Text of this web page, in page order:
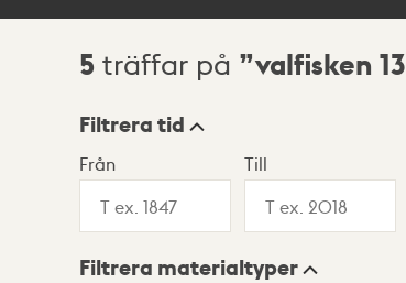
Sökresultat
5 träffar på valfisken 13
Visningsläge
Lista Karta
Filtrera tid
Från Till
Filtrera materialtyper